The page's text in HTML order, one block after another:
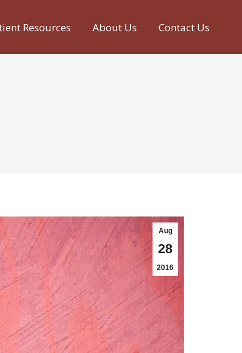
Resources About Us Contact Us
Aug
28
2016